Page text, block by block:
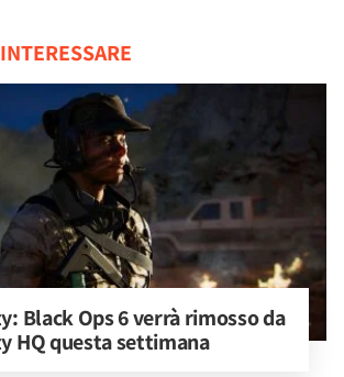
Black Ops 6 verrà rimosso da
HQ questa settimana